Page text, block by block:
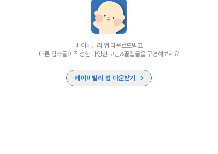
베이비빌리 앱 다운로드받고
다른 엄빠들이 작성한 다양한 고민&꿀팁글을 구경해보세요
베이비빌리 앱 다운받기